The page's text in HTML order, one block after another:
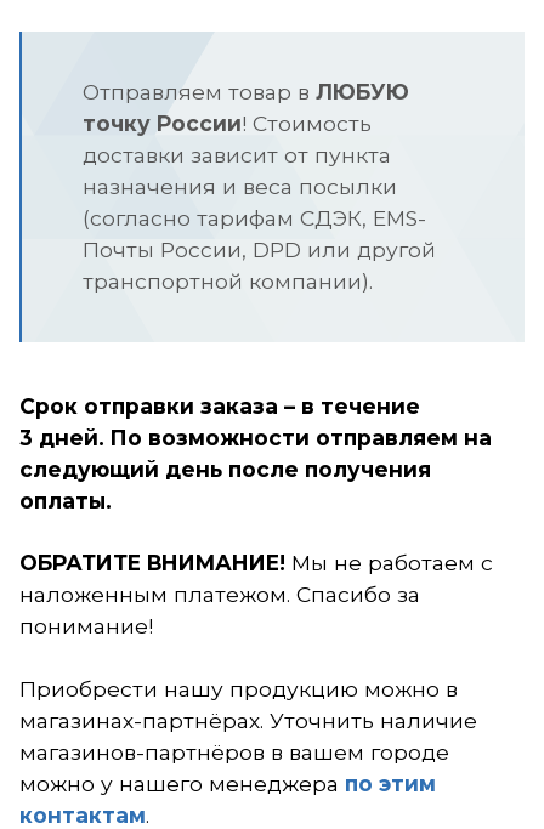
Отправляем товар в ЛЮБУЮ
точку России! Стоимость
доставки зависит от пункта
назначения и веса посылки
(согласно тарифам СДЭК, EMS-
Почты России, DPD или другой
транспортной компании).
Срок отправки заказа – в течениe
3 дней. По возможности отправляем на
следующий день после получения
оплаты.
ОБРАТИТЕ ВНИМАНИЕ! Мы не работаем с
наложенным платежом. Спасибо за
понимание!
Приобрести нашу продукцию можно в
магазинах-партнёрах. Уточнить наличие
магазинов-партнёров в вашем городе
можно у нашего менеджера по этим
контактам.
×
клиенты!
и ООО "ВАНБИТ"
производителем оборудования
мобильный интернет, и
его в сеть заказчика. Мы не
об ограничении доступа
работы оборудования заявки
в обычном режиме.
Спасибо за понимание.